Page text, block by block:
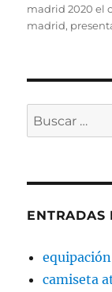
el
madrid 2020 el
madrid,
Buscar
por:
ENTRADAS
camiseta